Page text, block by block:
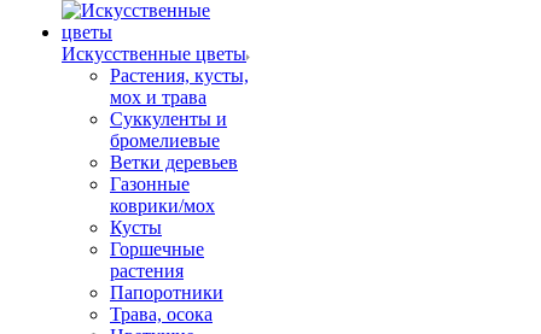
Искусственные цветы
Растения, кусты,
мох и трава
Суккуленты и
бромелиевые
Ветки деревьев
Газонные
коврики/мох
Кусты
Горшечные
растения
Папоротники
Трава, осока